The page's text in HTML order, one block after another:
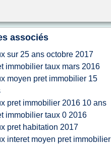
associés
sur 25 ans octobre 2017
immobilier taux mars 2016
moyen pret immobilier 15
pret immobilier 2016 10 ans
immobilier taux 0 2016
pret habitation 2017
interet moyen pret immobilier